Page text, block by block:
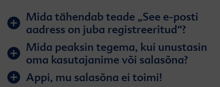
Mida tähendab teade „See e-posti
aadress on juba registreeritud“?
Mida peaksin tegema, kui unustasin
oma kasutajanime või salasõna?
Appi, mu salasõna ei toimi!